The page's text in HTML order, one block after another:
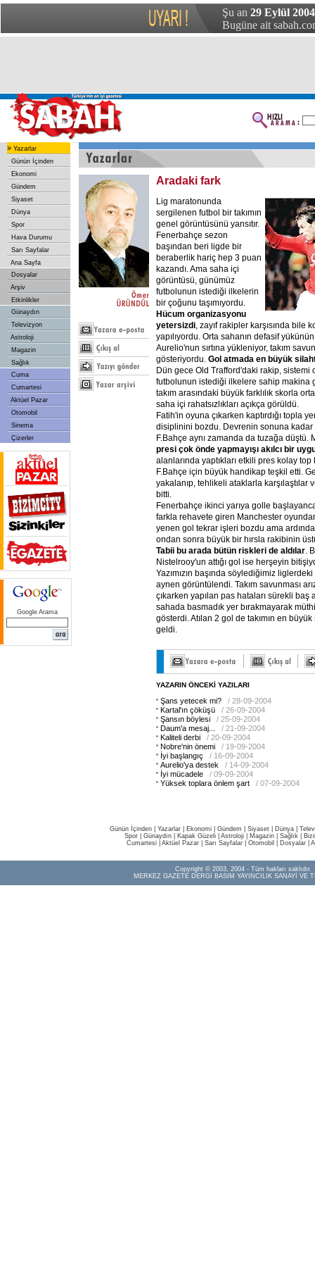
Şu an 29 Eylül
Bugüne ait
» Yazarlar
Günün İçinden
Ekonomi
Gündem
Siyaset
Dünya
Spor
Hava Durumu
Sarı Sayfalar
Ana Sayfa
Dosyalar
Arşiv
Etkinlikler
Günaydın
Televizyon
Astroloji
Magazin
Sağlık
Cuma
Cumartesi
Aktüel Pazar
Otomobil
Sinema
Çizerler
Google Arama
Aradaki fark
Lig maratonunda
sergilenen futbol bir takımın
genel görüntüsünü yansıtır.
Fenerbahçe sezon
başından beri ligde bir
beraberlik hariç hep 3 puan
kazandı. Ama saha içi
görüntüsü, günümüz
futbolunun istediği ilkelerin
bir çoğunu taşımıyordu.
Hücum organizasyonu
yetersizdi, zayıf rakipler karşısında bile
yapılıyordu. Orta sahanın defasif yükünün
Aurelio'nun sırtına yükleniyor, takım
gösteriyordu. Gol atmada en büyük
Dün gece Old Trafford'daki rakip, sistemi
futbolunun istediği ilkelere sahip makina
takım arasındaki büyük farklılık skorla
saha içi rahatsızlıkları açıkça görüldü.
Fatih'in oyuna çıkarken kaptırdığı topla
disiplinini bozdu. Devrenin sonuna kadar
F.Bahçe aynı zamanda da tuzağa düştü.
presi çok önde yapmayışı akılcı bir
alanlarında yaptıkları etkili pres kolay top
F.Bahçe için büyük handikap teşkil etti.
yakalanıp, tehlikeli ataklarla karşılaştılar
bitti.
Fenerbahçe ikinci yarıya golle
farkla rehavete giren Manchester
yenen gol tekrar işleri bozdu ama
ondan sonra büyük bir hırsla rakibinin
Tabii bu arada bütün riskleri de aldılar.
Nistelrooy'un attığı gol ise herşeyin
Yazımızın başında söylediğimiz
aynen görüntülendi. Takım savunması
çıkarken yapılan pas hataları sürekli baş
sahada basmadık yer bırakmayarak
gösterdi. Atılan 2 gol de takımın en
geldi.
YAZARIN ÖNCEKİ YAZILARI
Şans yetecek mi?
/ 28-09-2004
Kartal'ın çöküşü
/ 26-09-2004
Şansın böylesi
/ 25-09-2004
Daum'a mesaj...
/ 21-09-2004
Kaliteli derbi
/ 20-09-2004
Nobre'nin önemi
/ 19-09-2004
İyi başlangıç
/ 16-09-2004
Aurelio'ya destek
/ 14-09-2004
İyi mücadele
/ 09-09-2004
Yüksek toplara önlem şart
/ 07-09-2004
Günün İçinden Yazarlar Ekonomi Gündem Siyaset Dünya |
Spor
Günaydın Kapak Güzeli Astroloji Magazin Sağlık
Cumartesi| Aktüel Pazar| Sarı Sayfalar| Otomobil Dosyalar|
Copyright © 2003, 2004 - Tüm hakları saklıdır.
MERKEZ GAZETE DERGİ BASIM YAYINCILIK SANAYİ VE